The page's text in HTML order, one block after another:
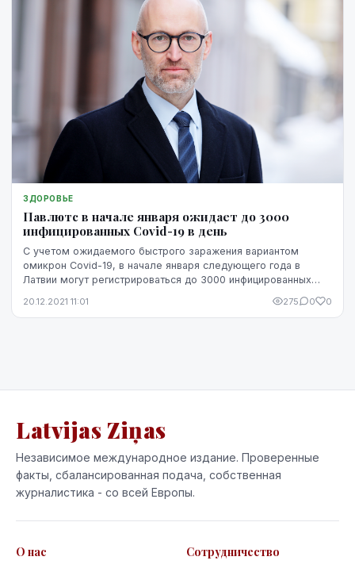
ЗДОРОВЬЕ
Павлютс в начале января ожидает до 3000
инфицированных Covid-19 в день
С учетом ожидаемого быстрого заражения вариантом
омикрон Covid-19, в начале января следующего года в
Латвии могут регистрироваться до 3000 инфицированных
20.12.2021 11:01 275 0 0
Latvijas Ziņas
Независимое международное издание. Проверенные
факты, сбалансированная подача, собственная
журналистика - со всей Европы.
О нас Сотрудничество